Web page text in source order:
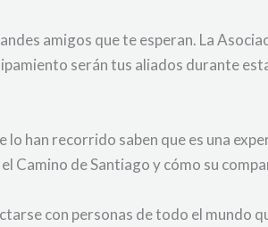
amigos que te esperan. La
serán tus aliados durante
han recorrido saben que es una
Camino de Santiago y cómo su
con personas de todo el mundo